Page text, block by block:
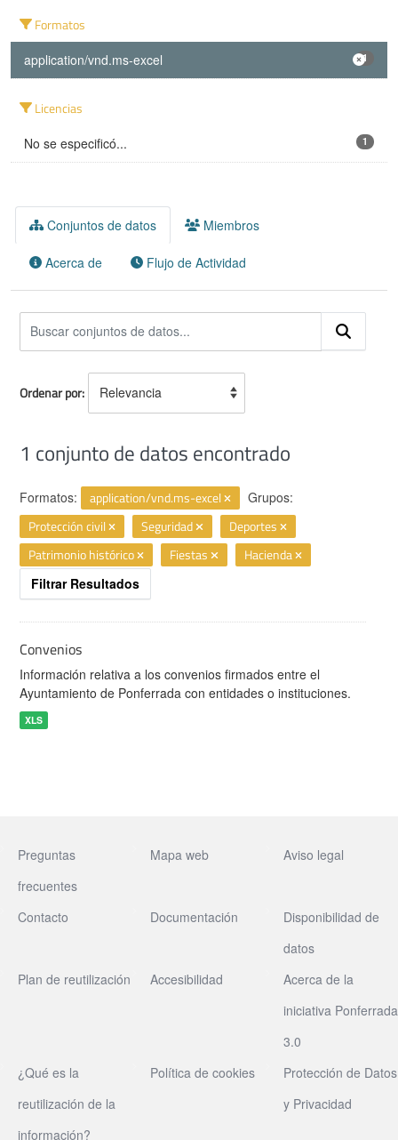
Formatos
application/vnd.ms-excel 1
Licencias
No se especificó... 1
Conjuntos de datos Miembros
Acerca de Flujo de Actividad
Ordenar por
1 conjunto de datos encontrado
Formatos: application/vnd.ms-excel Grupos:
Protección civil Seguridad
Deportes
Patrimonio histórico
Fiestas Hacienda
Filtrar Resultados
Convenios
Información relativa a los convenios firmados entre el
Ayuntamiento de Ponferrada con entidades o instituciones.
XLS
Preguntas
frecuentes
Mapa web Aviso legal
Contacto Documentación
Disponibilidad de
datos
Plan de reutilización
Accesibilidad
Acerca de la
iniciativa Ponferrada
3.0
¿Qué es la
reutilización de la
información?
Política de cookies
Protección de Datos
y Privacidad